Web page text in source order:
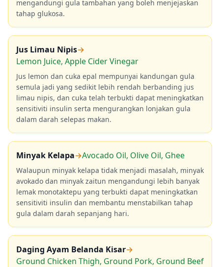
mengandungi gula tambahan yang boleh menjejaskan
tahap glukosa.
Jus Limau Nipis→
Lemon Juice, Apple Cider Vinegar
Jus lemon dan cuka epal mempunyai kandungan gula
semula jadi yang sedikit lebih rendah berbanding jus
limau nipis, dan cuka telah terbukti dapat meningkatkan
sensitiviti insulin serta mengurangkan lonjakan gula
dalam darah selepas makan.
Minyak Kelapa→Avocado Oil, Olive Oil, Ghee
Walaupun minyak kelapa tidak menjadi masalah, minyak
avokado dan minyak zaitun mengandungi lebih banyak
lemak monotaktepu yang terbukti dapat meningkatkan
sensitiviti insulin dan membantu menstabilkan tahap
gula dalam darah sepanjang hari.
Daging Ayam Belanda Kisar→
Ground Chicken Thigh, Ground Pork, Ground Beef